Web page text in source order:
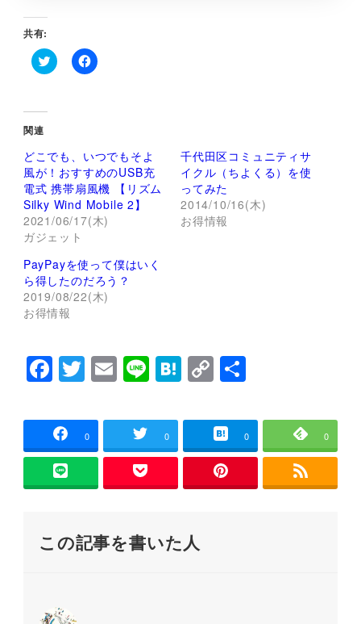
共有:
ク
し
て
T
i
t
t
e
r
で
共
有
(
し
い
ウ
ィ
ン
ド
き
ま
す
F
で
共
有
す
る
に
は
リ
ク
し
て
く
だ
し
い
ウ
ウ
で
開
き
ま
)
関連
どこでも、いつでもそよ
風が！おすすめのUSB充
電式 携帯扇風機 【リズム
Silky Wind Mobile 2】
2021/06/17(木)
ガジェット
千代田区コミュニティサ
イクル（ちよくる）を使
ってみた
2014/10/16(木)
お得情報
PayPayを使って僕はいく
ら得したのだろう？
2019/08/22(木)
お得情報
F
a
c
e
b
o
k
T
wi
tt
er
E
m
ai
l
Li
n
e
H
at
e
n
C
o
p
y
Li
n
共
0 0 0 0
この記事を書いた人